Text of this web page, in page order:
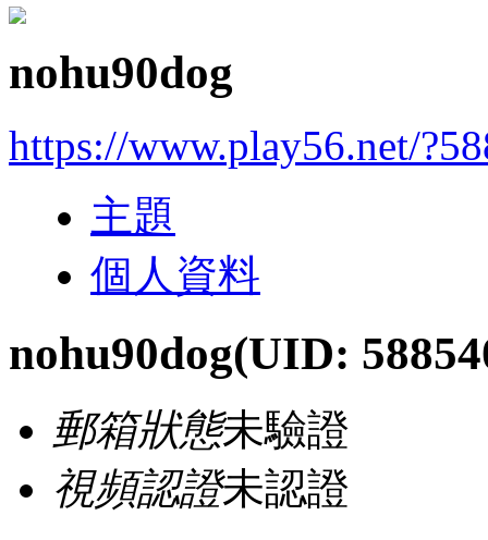
nohu90dog
https://www.play56.net/
主題
個人資料
nohu90dog(UID:
郵箱狀態未驗證
視頻認證未認證